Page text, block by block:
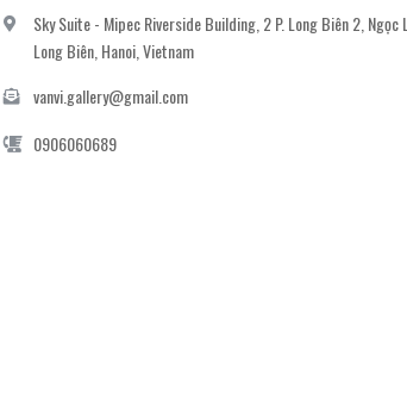
Sky Suite - Mipec Riverside Building, 2 P. Long Biên 2, Ngọc
Long Biên, Hanoi, Vietnam
vanvi.gallery@gmail.com
0906060689